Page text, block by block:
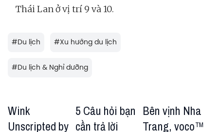
Thái Lan ở vị trí 9 và 10.
#Du lịch #Xu hướng du lịch
#Du lịch & Nghỉ dưỡng
Wink
Unscripted by
5 Câu hỏi bạn
cần trả lời
Bên vịnh Nha
Trang, voco™